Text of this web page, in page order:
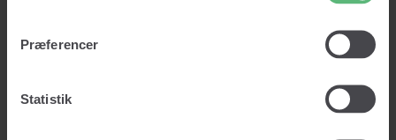
Præferencer
Statistik